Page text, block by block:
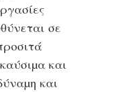
σε
και
και